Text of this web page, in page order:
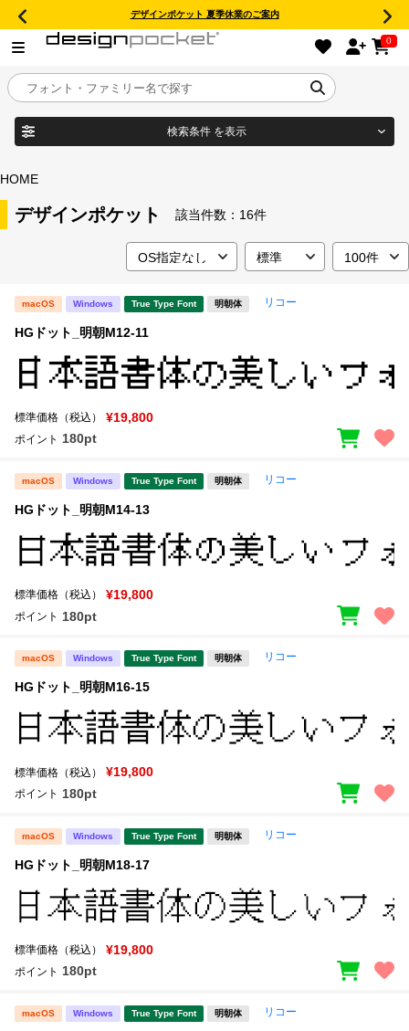
デザインポケット 夏季休業のご案内
0
目的別フォントガイド
特集
年間ライセンス商品
キャンペーン一覧
新着一覧
マイページ
お気に入り
ご利用ガイド
よくあるご質問
検索条件 を表示
フォント形式
宋朝体
教科書体 行書体
江戸文字
すべてを表示
セット or 単体
文字種類
リセット
HOME
デザインポケット 該当件数： 16件
macOS Windows True Type Font 明朝体 リコー
HGドット_明朝M12-11
標準価格（税込） ¥19,800
ポイント 180pt
macOS Windows True Type Font 明朝体 リコー
HGドット_明朝M14-13
標準価格（税込） ¥19,800
ポイント 180pt
macOS Windows True Type Font 明朝体 リコー
HGドット_明朝M16-15
標準価格（税込） ¥19,800
ポイント 180pt
macOS Windows True Type Font 明朝体 リコー
HGドット_明朝M18-17
標準価格（税込） ¥19,800
ポイント 180pt
macOS Windows True Type Font 明朝体 リコー